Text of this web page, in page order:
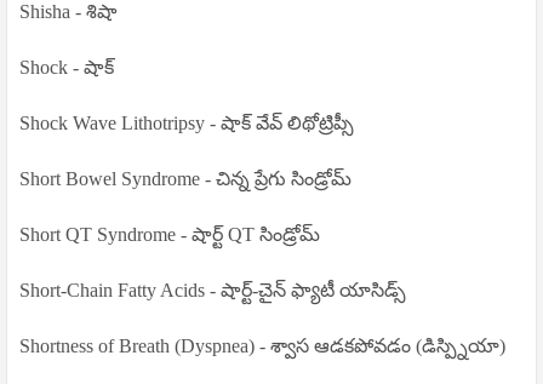
Shisha - శిషా
Shock - షాక్
Shock Wave Lithotripsy - షాక్ వేవ్ లిథోట్రిప్సీ
Short Bowel Syndrome - చిన్న ప్రేగు సిండ్రోమ్
Short QT Syndrome - షార్ట్ QT సిండ్రోమ్
Short-Chain Fatty Acids - షార్ట్-చైన్ ఫ్యాటీ యాసిడ్స్
Shortness of Breath (Dyspnea) - శ్వాస ఆడకపోవడం (డిస్ప్నియా)